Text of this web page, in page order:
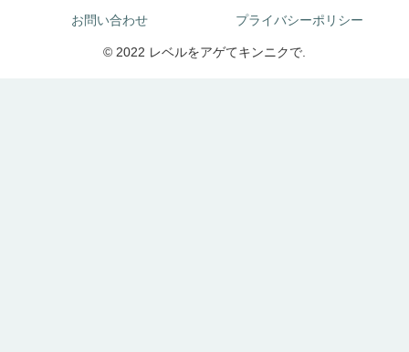
お問い合わせ プライバシーポリシー
© 2022 レベルをアゲてキンニクで.